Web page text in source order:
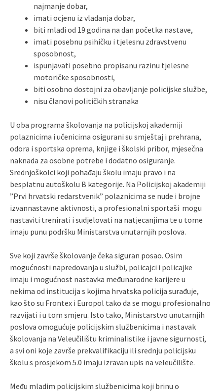
najmanje dobar,
imati ocjenu iz vladanja dobar,
biti mlađi od 19 godina na dan početka nastave,
imati posebnu psihičku i tjelesnu zdravstvenu
sposobnost,
ispunjavati posebno propisanu razinu tjelesne
motoričke sposobnosti,
biti osobno dostojni za obavljanje policijske službe,
nisu članovi političkih stranaka
U oba programa školovanja na policijskoj akademiji
polaznicima i učenicima osigurani su smještaj i prehrana,
odora i sportska oprema, knjige i školski pribor, mjesečna
naknada za osobne potrebe i dodatno osiguranje.
Srednjoškolci koji pohađaju školu imaju pravo i na
besplatnu autoškolu B kategorije. Na Policijskoj akademiji
”Prvi hrvatski redarstvenik” polaznicima se nude i brojne
izvannastavne aktivnosti, a profesionalni sportaši mogu
nastaviti trenirati i sudjelovati na natjecanjima te u tome
imaju punu podršku Ministarstva unutarnjih poslova.
Sve koji završe školovanje čeka siguran posao. Osim
mogućnosti napredovanja u službi, policajci i policajke
imaju i mogućnost nastavka međunarodne karijere u
nekima od institucija s kojima hrvatska policija surađuje,
kao što su Frontex i Europol tako da se mogu profesionalno
razvijati i u tom smjeru. Isto tako, Ministarstvo unutarnjih
poslova omogućuje policijskim službenicima i nastavak
školovanja na Veleučilištu kriminalistike i javne sigurnosti,
a svi oni koje završe prekvalifikaciju ili srednju policijsku
školu s prosjekom 5.0 imaju izravan upis na veleučilište.
Među mladim policijskim službenicima koji brinu o